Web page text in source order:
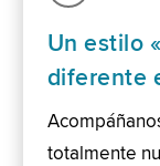
Un estilo
diferente
totalmente